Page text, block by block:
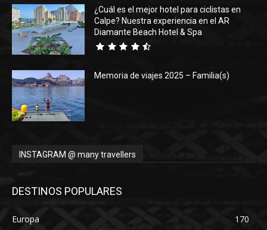
¿Cuál es el mejor hotel para ciclistas en
Calpe? Nuestra experiencia en el AR
Diamante Beach Hotel & Spa
Memoria de viajes 2025 – Familia(s)
INSTAGRAM @ many travellers
DESTINOS POPULARES
Europa
170